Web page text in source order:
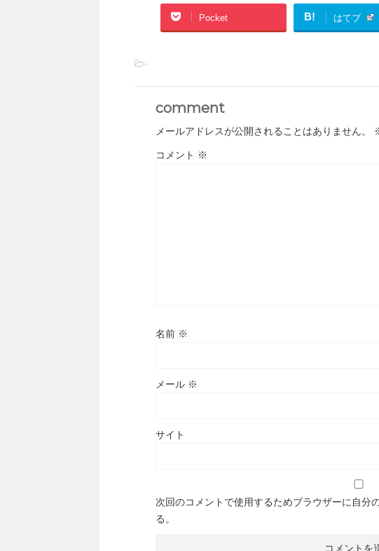
Pocket B! はてブ
-
comment
メールアドレスが公開されることはありません。
コメント ※
名前 ※
メール ※
サイト
次回のコメントで使用するためブラウザーに自分
る。